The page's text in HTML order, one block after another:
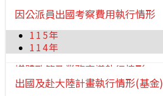
因公派員出國考察費用執行情形
115年
114年
媒體政策及業務宣導執行情形
出國及赴大陸計畫執行情形(基金)